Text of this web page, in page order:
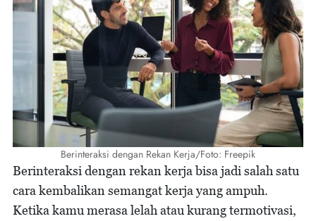
Berinteraksi dengan Rekan Kerja/Foto: Freepik
Berinteraksi dengan rekan kerja bisa jadi salah satu
cara kembalikan semangat kerja yang ampuh.
Ketika kamu merasa lelah atau kurang termotivasi,